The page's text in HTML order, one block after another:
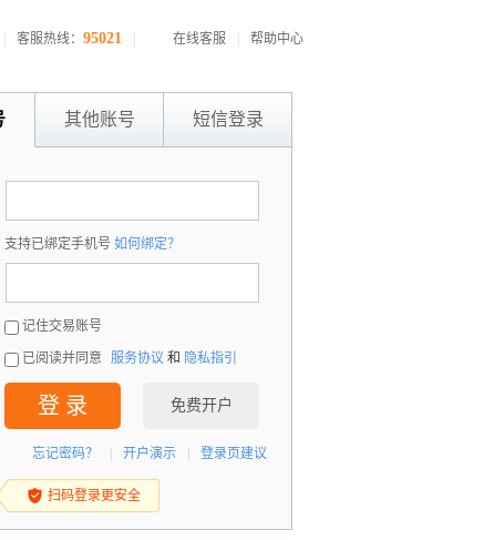
客服热线： 95021 在线客服 帮助中心
其他账号 短信登录
支持已绑定手机号 如何绑定？
记住交易账号
已阅读并同意 服务协议 和 隐私指引
登 录 免费开户
忘记密码？ 开户演示 登录页建议
扫码登录更安全